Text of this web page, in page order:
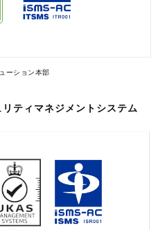
ーション本部
ティマネジメントシステム